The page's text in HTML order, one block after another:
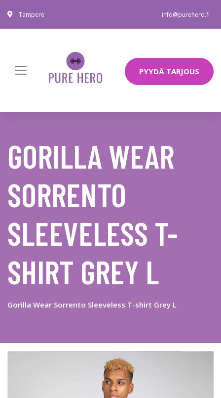
Tampere info@purehero.fi
PYYDÄ TARJOUS
GORILLA WEAR
SORRENTO
SLEEVELESS T-
SHIRT GREY L
Gorilla Wear Sorrento Sleeveless T-shirt Grey L